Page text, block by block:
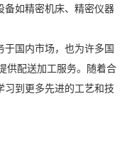
备如精密机床、精密仪器
国内市场，也为许多国
供配送加工服务。随着合
到更多先进的工艺和技